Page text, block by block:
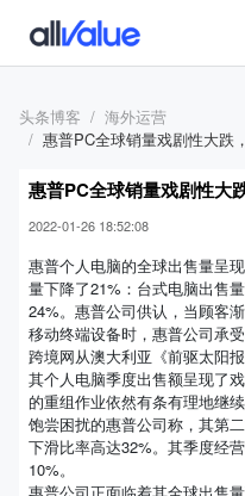
头条博客
海外运营
惠普PC全球销量戏剧性大跌
惠普PC全球销量戏剧性大
2022-01-26 18:52:08
惠普个人电脑的全球出售量呈
量下降了21%：台式电脑出售
24%。惠普公司供认，当顾客
移动终端设备时，惠普公司承
跨境网从澳大利亚《前驱太阳
其个人电脑季度出售额呈现了
的重组作业依然有条有理地继续
饱尝困扰的惠普公司称，其第
下滑比率高达32%。其季度经
10%。